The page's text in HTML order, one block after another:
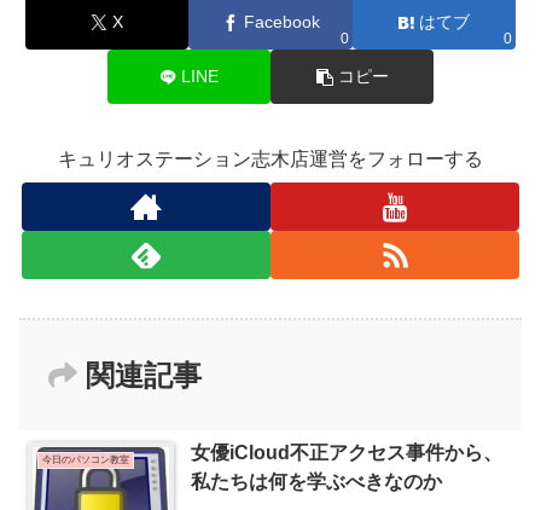
X Facebook
0
はてブ
0
LINE コピー
キュリオステーション志木店運営をフォローする
関連記事
今日のパソコン教室
女優iCloud不正アクセス事件から、
私たちは何を学ぶべきなのか